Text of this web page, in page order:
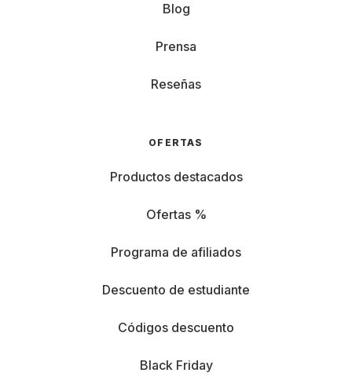
Blog
Prensa
Reseñas
OFERTAS
Productos destacados
Ofertas %
Programa de afiliados
Descuento de estudiante
Códigos descuento
Black Friday